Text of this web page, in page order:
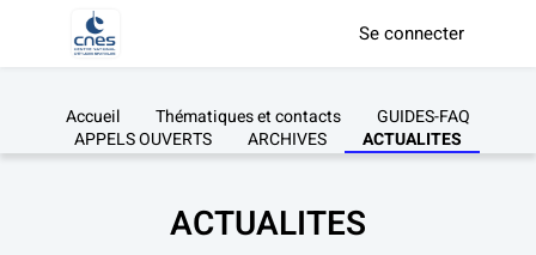
Se connecter
Accueil Thématiques et contacts
GUIDES-FAQ
APPELS OUVERTS
ARCHIVES ACTUALITES
ACTUALITES